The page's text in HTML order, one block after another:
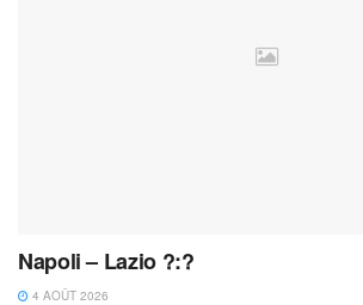
Napoli – Lazio ?:?
4 AOÛT 2026